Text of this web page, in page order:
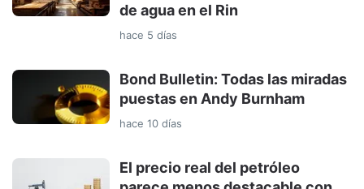
de agua en el Rin
hace 5 días
Bond Bulletin: Todas las miradas
puestas en Andy Burnham
hace 10 días
El precio real del petróleo